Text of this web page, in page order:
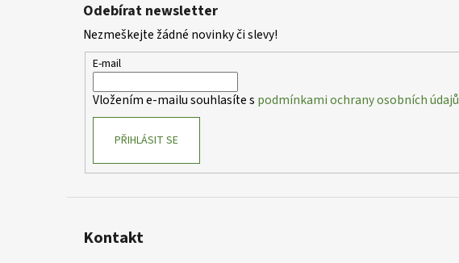
Odebírat newsletter
Nezmeškejte žádné novinky či slevy!
E-mail
Vložením e-mailu souhlasíte s podmínkami ochrany osobních údajů
PŘIHLÁSIT SE
Kontakt